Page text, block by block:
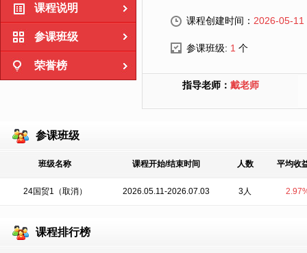
课程说明
参课班级
荣誉榜
课程创建时间： 2026-05-11
参课班级: 1 个
指导老师： 戴老师
参课班级
班级名称 课程开始/结束时间 人数 平均收
24国贸1（取消） 2026.05.11-2026.07.03 3人
课程排行榜